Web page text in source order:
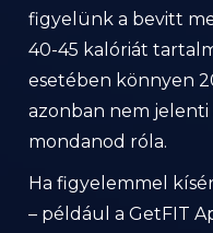
figyelünk a bevitt
40-45 kalóriát
esetében könnyen
azonban nem
mondanod róla.
Ha figyelemmel
– például a GetFIT